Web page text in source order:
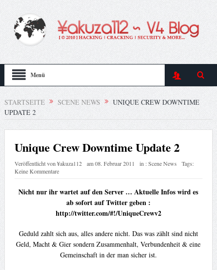
Menü
STARTSEITE SCENE NEWS
UNIQUE CREW DOWNTIME
UPDATE 2
Unique Crew Downtime Update 2
Veröffentlicht von¥akuza112 am08. Februar 2011 in :Scene News
Tags:
Keine Kommentare
Nicht nur ihr wartet auf den Server … Aktuelle Infos wird es
ab sofort auf Twitter geben :
http://twitter.com/#!/UniqueCrewv2
Geduld zahlt sich aus, alles andere nicht. Das was zählt sind nicht
Geld, Macht & Gier sondern Zusammenhalt, Verbundenheit & eine
Gemeinschaft in der man sicher ist.